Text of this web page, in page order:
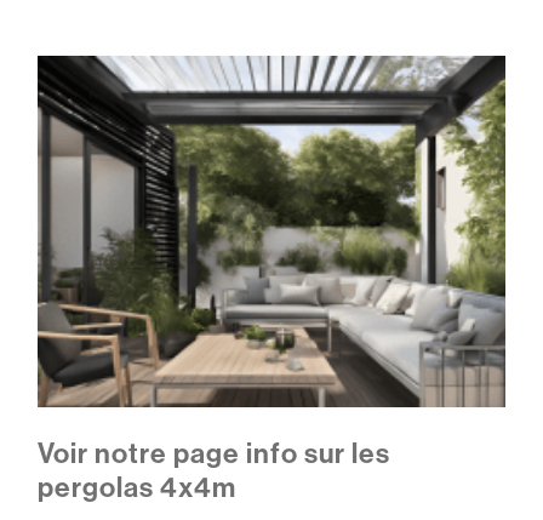
Voir notre page info sur les
pergolas 4x4m